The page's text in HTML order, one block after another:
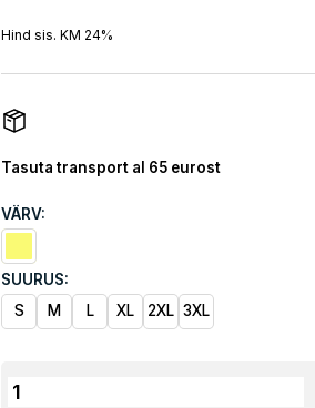
Hind sis. KM 24%
Tasuta transport al 65 eurost
VÄRV:
SUURUS:
S
M L XL 2XL 3XL
Kõrg